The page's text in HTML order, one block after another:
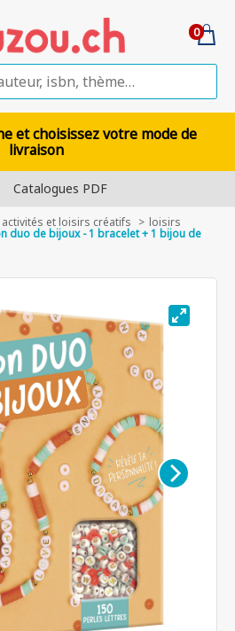
0
et choisissez votre mode de
livraison
Catalogues PDF
activités et loisirs créatifs loisirs
duo de bijoux - 1 bracelet + 1 bijou de